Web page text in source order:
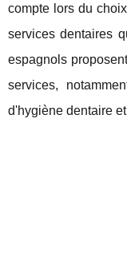
compte lors du
services dentaires
espagnols
services,
d'hygiène dentaire